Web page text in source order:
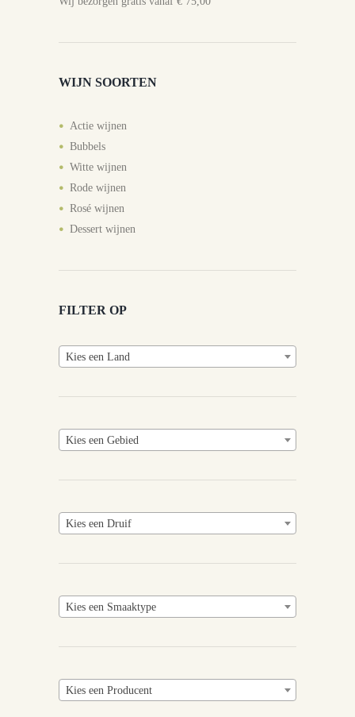
WIJN SOORTEN
Actie wijnen
Bubbels
Witte wijnen
Rode wijnen
Rosé wijnen
Dessert wijnen
FILTER OP
Kies een Land
Kies een Gebied
Kies een Druif
Kies een Smaaktype
Kies een Producent